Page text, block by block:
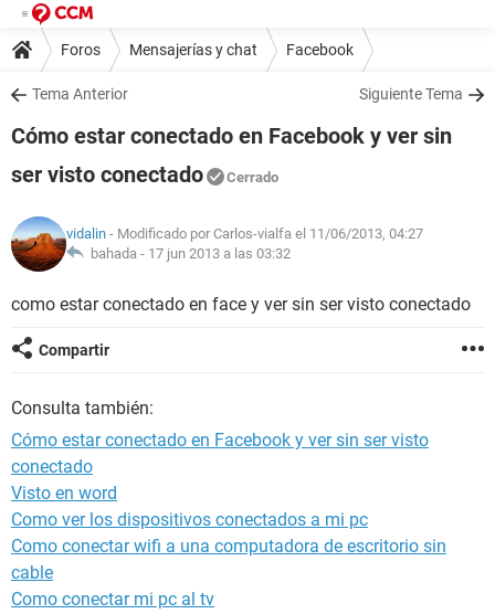
Foros Mensajerías y chat Facebook
Tema Anterior Siguiente Tema
Cómo estar conectado en Facebook y ver sin
ser visto conectado
Cerrado
vidalin - Modificado por Carlos-vialfa el 11/06/2013, 04:27
bahada - 17 jun 2013 a las 03:32
como estar conectado en face y ver sin ser visto conectado
Compartir
Consulta también:
Cómo estar conectado en Facebook y ver sin ser visto
conectado
Visto en word
Como ver los dispositivos conectados a mi pc
Como conectar wifi a una computadora de escritorio sin
cable
Como conectar mi pc al tv